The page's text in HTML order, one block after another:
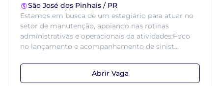
São José dos Pinhais / PR
Estamos em busca de um estagiário para atuar no
setor de manutenção, apoiando nas rotinas
administrativas e operacionais da atividades:Foco
no lançamento e acompanhamento de sinist...
Abrir Vaga